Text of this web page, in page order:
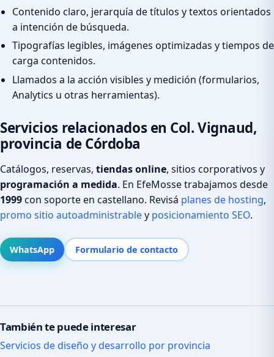
Contenido claro, jerarquía de títulos y textos orientados
a intención de búsqueda.
Tipografías legibles, imágenes optimizadas y tiempos de
carga contenidos.
Llamados a la acción visibles y medición (formularios,
Analytics u otras herramientas).
Servicios relacionados en Col. Vignaud,
provincia de Córdoba
Catálogos, reservas, tiendas online, sitios corporativos y
programación a medida. En EfeMosse trabajamos desde
1999con soporte en castellano. Revisá planes de hosting,
promo sitio autoadministrabley posicionamiento SEO.
WhatsApp Formulario de contacto
También te puede interesar
Servicios de diseño y desarrollo por provincia